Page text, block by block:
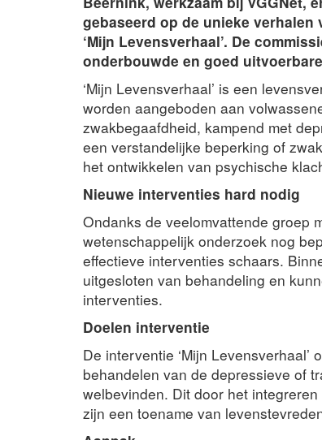
gebaseerd op de unieke
‘Mijn Levensverhaal’. De
onderbouwde en goed
‘Mijn Levensverhaal’ is een
worden aangeboden aan
zwakbegaafdheid, kampend met
een verstandelijke beperking of
het ontwikkelen van psychische
Nieuwe interventies hard nodig
Ondanks de veelomvattende groep
wetenschappelijk onderzoek nog
effectieve interventies schaars.
uitgesloten van behandeling en
interventies.
Doelen interventie
De interventie ‘Mijn
behandelen van de depressieve of
welbevinden. Dit door het
zijn een toename van